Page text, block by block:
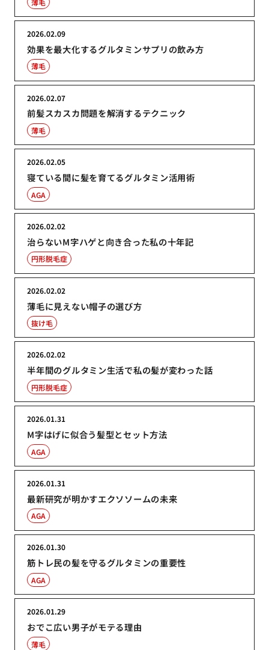
効果を最大化するグルタミンサプリの飲み方
2026.02.09
薄毛
前髪スカスカ問題を解消するテクニック
2026.02.07
薄毛
寝ている間に髪を育てるグルタミン活用術
2026.02.05
AGA
治らないM字ハゲと向き合った私の十年記
2026.02.02
円形脱毛症
薄毛に見えない帽子の選び方
2026.02.02
抜け毛
半年間のグルタミン生活で私の髪が変わった話
2026.02.02
円形脱毛症
M字はげに似合う髪型とセット方法
2026.01.31
AGA
最新研究が明かすエクソソームの未来
2026.01.31
AGA
筋トレ民の髪を守るグルタミンの重要性
2026.01.30
AGA
おでこ広い男子がモテる理由
2026.01.29
薄毛